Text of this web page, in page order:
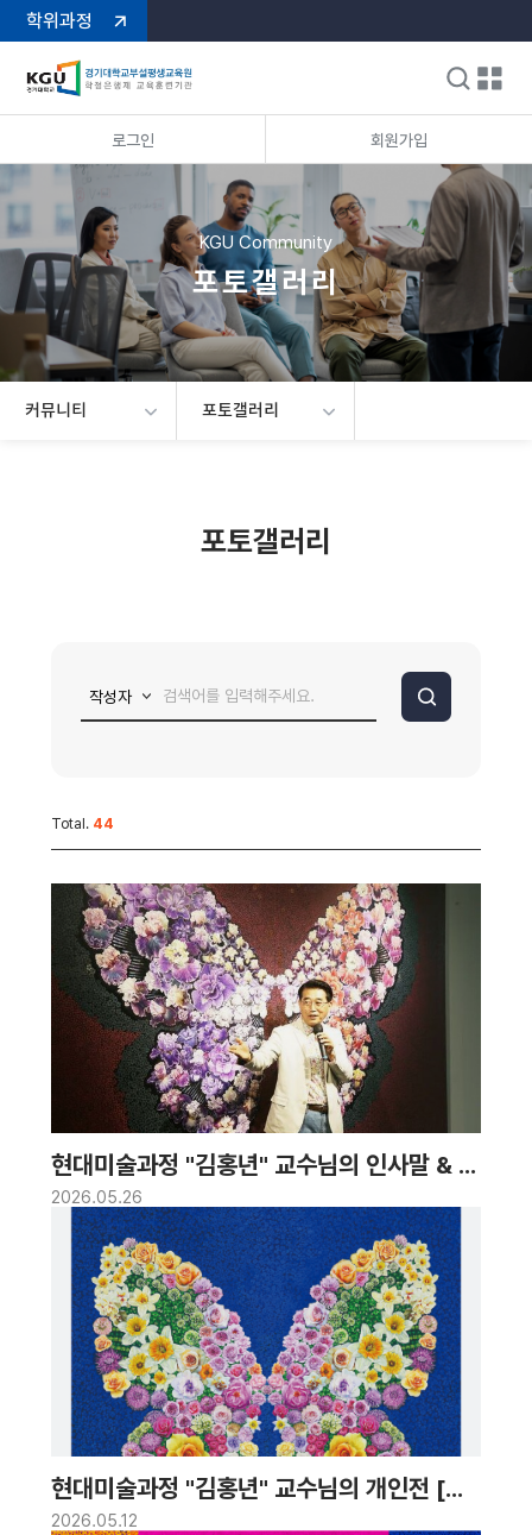
학위과정
로그인 회원가입
KGU Community
포토갤러리
커뮤니티 포토갤러리
포토갤러리
Total. 44
현대미술과정 "김홍년" 교수님의 인사말 & 작
품 설치 현장 스케치 | 2026.5.15~7.12. 성
남큐브미술관 반달갤러리
2026.05.26
현대미술과정 "김홍년" 교수님의 개인전 [꿈
의 대화] 오픈 소식!
2026.05.12